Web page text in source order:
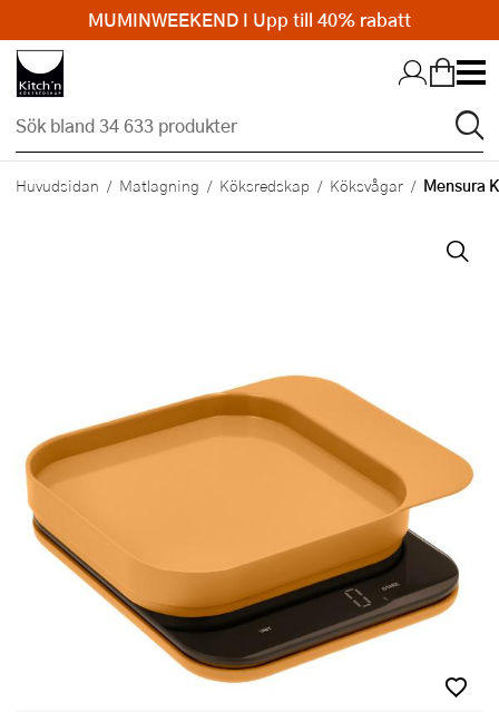
Hopp till huvudinnehållet
Huvudsidan Matlagning Köksredskap Köksvågar Mensura
MUMINWEEKEND I Upp till 40% rabatt